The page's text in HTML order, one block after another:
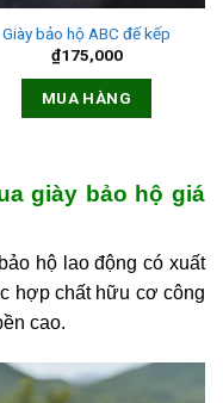
Giày bảo hộ ABC đế kếp
₫175,000
MUA HÀNG
giày bảo hộ giá
hộ lao động có xuất
hợp chất hữu cơ công
cao.